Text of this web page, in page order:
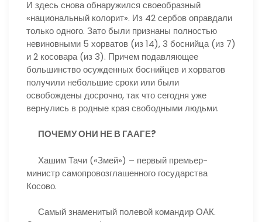
И здесь снова обнаружился своеобразный
«национальный колорит». Из 42 сербов оправдали
только одного. Зато были признаны полностью
невиновными 5 хорватов (из 14), 3 боснийца (из 7)
и 2 косовара (из 3). Причем подавляющее
большинство осужденных боснийцев и хорватов
получили небольшие сроки или были
освобождены досрочно, так что сегодня уже
вернулись в родные края свободными людьми.
ПОЧЕМУ ОНИ НЕ В ГААГЕ?
Хашим Тачи («Змей») – первый премьер-
министр самопровозглашенного государства
Косово.
Самый знаменитый полевой командир ОАК.